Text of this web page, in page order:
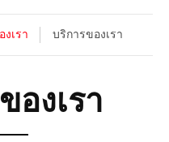
เรา บริการของเรา
องเรา